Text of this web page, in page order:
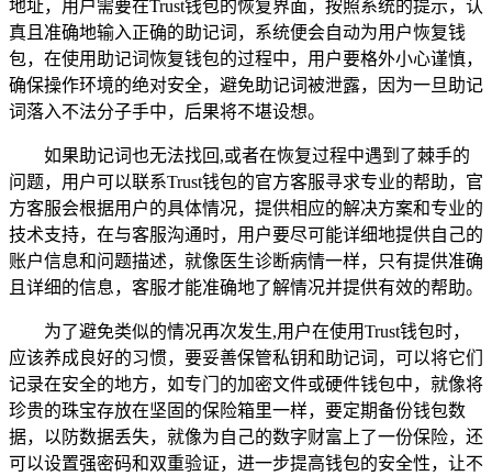
地址，用户需要在Trust钱包的恢复界面，按照系统的提示，认
真且准确地输入正确的助记词，系统便会自动为用户恢复钱
包，在使用助记词恢复钱包的过程中，用户要格外小心谨慎，
确保操作环境的绝对安全，避免助记词被泄露，因为一旦助记
词落入不法分子手中，后果将不堪设想。
如果助记词也无法找回,或者在恢复过程中遇到了棘手的
问题，用户可以联系Trust钱包的官方客服寻求专业的帮助，官
方客服会根据用户的具体情况，提供相应的解决方案和专业的
技术支持，在与客服沟通时，用户要尽可能详细地提供自己的
账户信息和问题描述，就像医生诊断病情一样，只有提供准确
且详细的信息，客服才能准确地了解情况并提供有效的帮助。
为了避免类似的情况再次发生,用户在使用Trust钱包时，
应该养成良好的习惯，要妥善保管私钥和助记词，可以将它们
记录在安全的地方，如专门的加密文件或硬件钱包中，就像将
珍贵的珠宝存放在坚固的保险箱里一样，要定期备份钱包数
据，以防数据丢失，就像为自己的数字财富上了一份保险，还
可以设置强密码和双重验证，进一步提高钱包的安全性，让不